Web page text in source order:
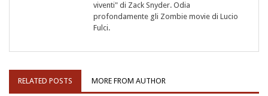
viventi" di Zack Snyder. Odia
profondamente gli Zombie movie di Lucio
Fulci.
RELATED POSTS MORE FROM AUTHOR